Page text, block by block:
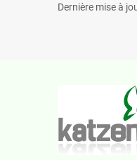
Dernière mise à